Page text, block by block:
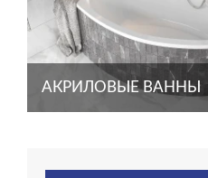
АКРИЛОВЫЕ ВАННЫ